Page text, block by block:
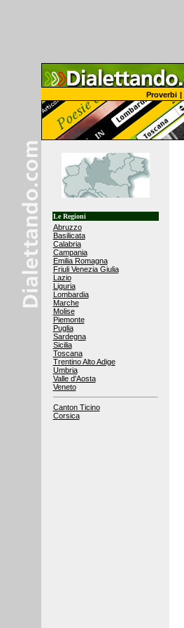
Proverbi |
Le Regioni
Abruzzo
Basilicata
Calabria
Campania
Emilia Romagna
Friuli Venezia Giulia
Lazio
Liguria
Lombardia
Marche
Molise
Piemonte
Puglia
Sardegna
Sicilia
Toscana
Trentino Alto Adige
Umbria
Valle d'Aosta
Veneto
Canton Ticino
Corsica